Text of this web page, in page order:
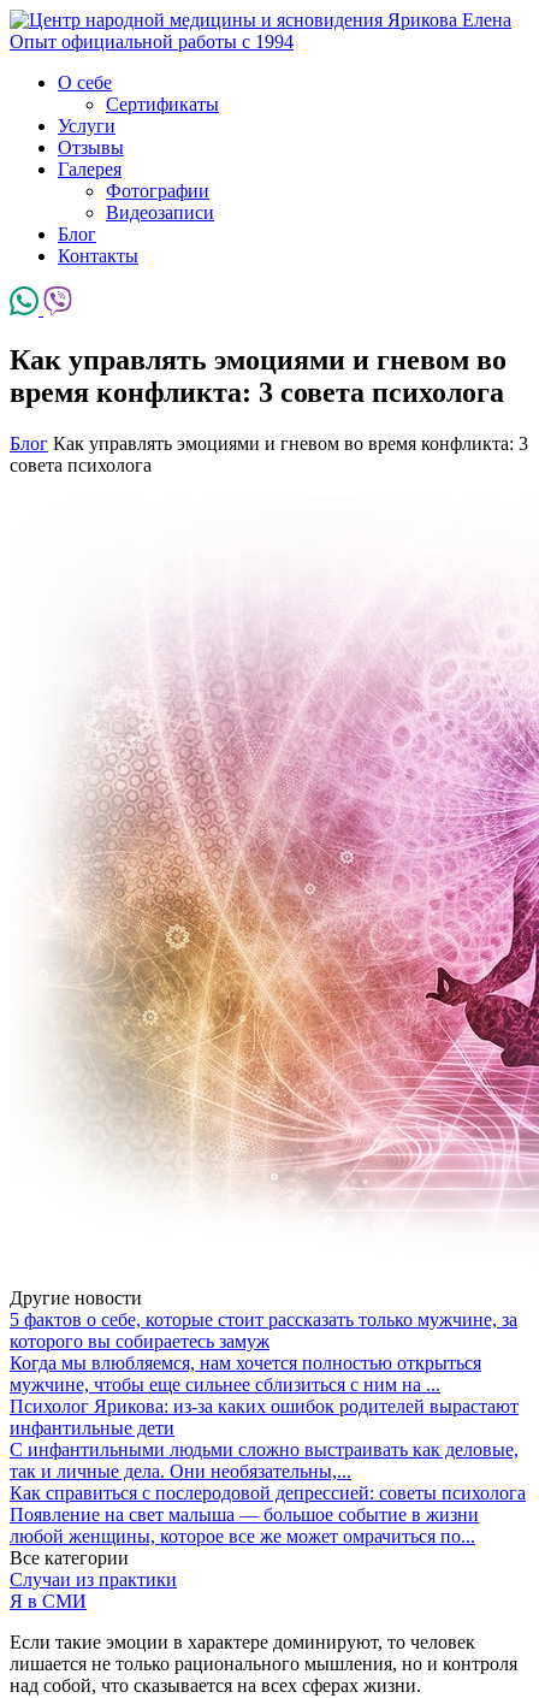
Ярикова Елена
Опыт официальной работы с 1994
О себе
Сертификаты
Услуги
Отзывы
Галерея
Фотографии
Видеозаписи
Блог
Контакты
Как управлять эмоциями и гневом во
время конфликта: 3 совета психолога
Блог Как управлять эмоциями и гневом во время конфликта: 3
совета психолога
Другие новости
5 фактов о себе, которые стоит рассказать только мужчине, за
которого вы собираетесь замуж
Когда мы влюбляемся, нам хочется полностью открыться
мужчине, чтобы еще сильнее сблизиться с ним на ...
Психолог Ярикова: из-за каких ошибок родителей вырастают
инфантильные дети
С инфантильными людьми сложно выстраивать как деловые,
так и личные дела. Они необязательны,...
Как справиться с послеродовой депрессией: советы психолога
Появление на свет малыша — большое событие в жизни
любой женщины, которое все же может омрачиться по...
Все категории
Случаи из практики
Я в СМИ
Если такие эмоции в характере доминируют, то человек
лишается не только рационального мышления, но и контроля
над собой, что сказывается на всех сферах жизни.